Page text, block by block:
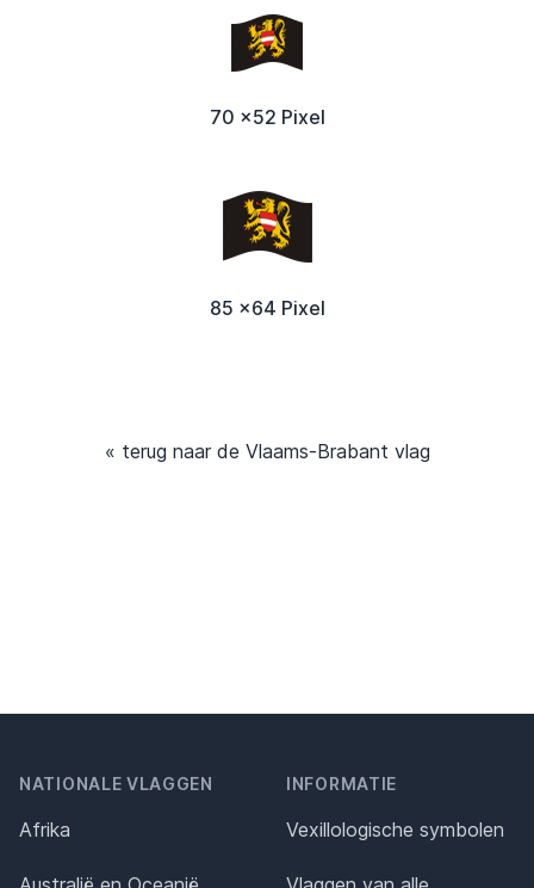
70 x52 Pixel
85 x64 Pixel
« terug naar de Vlaams-Brabant vlag
NATIONALE VLAGGEN
Afrika
INFORMATIE
Vexillologische symbolen